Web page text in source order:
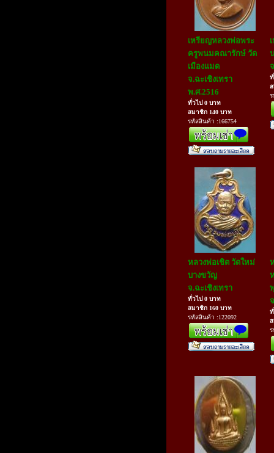
เหรียญหลวงพ่อพระ
ครูพนมคณารักษ์ วัด
เมืองแมด
จ.ฉะเชิงเทรา
พ.ศ.2516
ทั่วไป 0 บาท
สมาชิก 140 บาท
รหัสสินค้า :166754
หลวงพ่อเชิต วัดใหม่
บางขวัญ
จ.ฉะเชิงเทรา
ทั่วไป 0 บาท
สมาชิก 160 บาท
รหัสสินค้า :122092